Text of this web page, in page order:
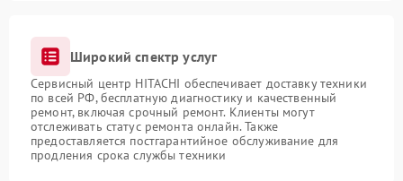
Широкий спектр услуг
Сервисный центр HITACHI обеспечивает доставку техники
по всей РФ, бесплатную диагностику и качественный
ремонт, включая срочный ремонт. Клиенты могут
отслеживать статус ремонта онлайн. Также
предоставляется постгарантийное обслуживание для
продления срока службы техники